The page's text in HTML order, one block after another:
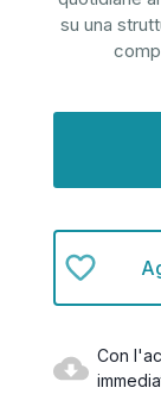
su una
Con